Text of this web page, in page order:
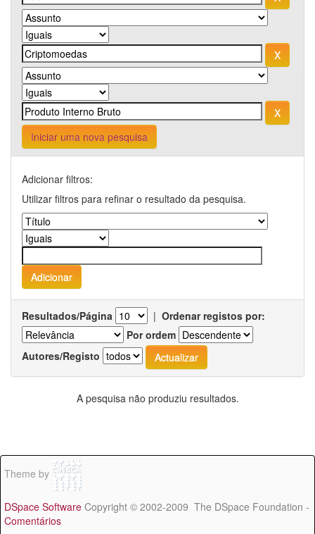
Iniciar uma nova pesquisa
Adicionar filtros:
Utilizar filtros para refinar o resultado da pesquisa.
Resultados/Página | Ordenar registos por:
Por ordem
Autores/Registo
A pesquisa não produziu resultados.
Theme by
DSpace Software Copyright © 2002-2009 The DSpace Foundation -
Comentários